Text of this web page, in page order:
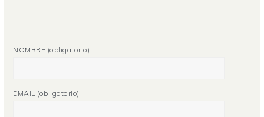
NOMBRE (obligatorio)
EMAIL (obligatorio)